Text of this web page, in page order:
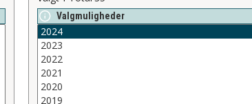
Valgmuligheder